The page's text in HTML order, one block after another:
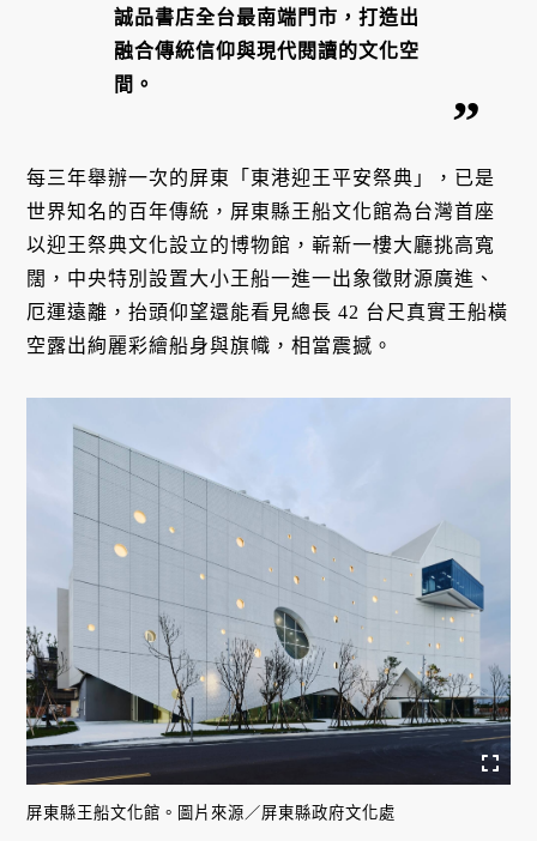
誠品書店全台最南端門市，打造出
融合傳統信仰與現代閱讀的文化空
間。
每三年舉辦一次的屏東「東港迎王平安祭典」，已是
世界知名的百年傳統，屏東縣王船文化館為台灣首座
以迎王祭典文化設立的博物館，嶄新一樓大廳挑高寬
闊，中央特別設置大小王船一進一出象徵財源廣進、
厄運遠離，抬頭仰望還能看見總長 42 台尺真實王船橫
空露出絢麗彩繪船身與旗幟，相當震撼。
屏東縣王船文化館。圖片來源／屏東縣政府文化處